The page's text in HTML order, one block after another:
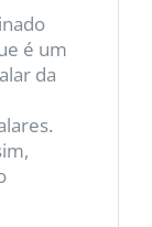
é um
da